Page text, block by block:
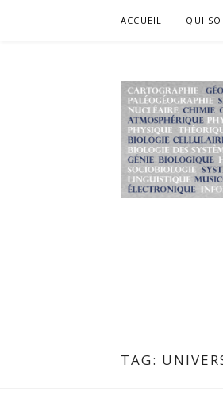
ACCUEIL QUI
TAG: